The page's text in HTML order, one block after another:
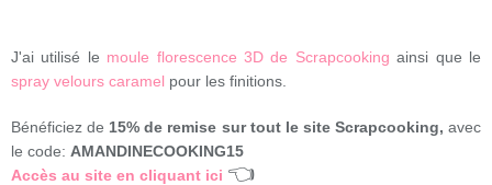
J'ai utilisé le moule florescence 3D de Scrapcooking ainsi que le
spray velours caramel pour les finitions.
Bénéficiez de 15% de remise sur tout le site Scrapcooking, avec
le code: AMANDINECOOKING15
Accès au site en cliquant ici 👈